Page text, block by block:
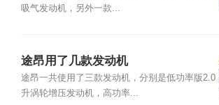
吸气发动机，另外一款...
途昂用了几款发动机
途昂一共使用了三款发动机，分别是低功率版2.0
升涡轮增压发动机，高功率...